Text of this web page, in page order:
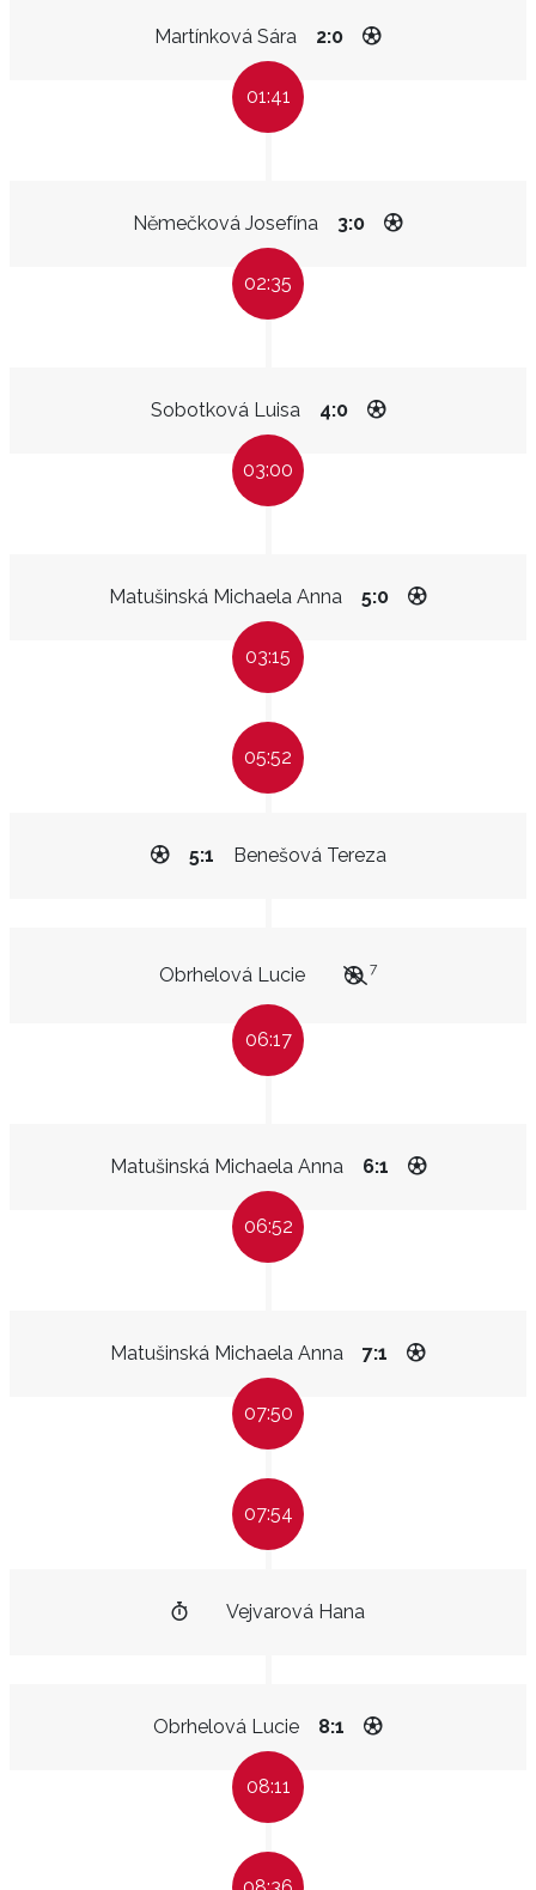
Martínková Sára 2:0
01:41
Němečková Josefína 3:0
02:35
Sobotková Luisa 4:0
03:00
Matušinská Michaela Anna 5:0
03:15
05:52
Benešová Tereza
5:1
Obrhelová Lucie 7
06:17
Matušinská Michaela Anna 6:1
06:52
Matušinská Michaela Anna 7:1
07:50
07:54
Vejvarová Hana
Obrhelová Lucie 8:1
08:11